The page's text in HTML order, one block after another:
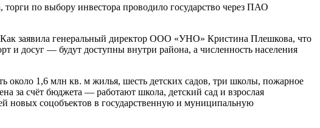
по выбору инвестора проводило государство через ПАО
Как заявила генеральный директор ООО «УНО» Кристина Плешкова, что
и досуг — будут доступны внутри района, а численность населения
около 1,6 млн кв. м жилья, шесть детских садов, три школы, пожарное
за счёт бюджета — работают школа, детский сад и взрослая
новых соцобъектов в государственную и муниципальную